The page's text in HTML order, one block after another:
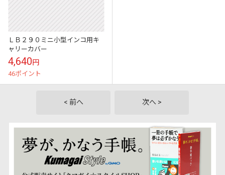
ＬＢ２９０ミニ小型インコ用キ
ャリーカバー
4,640円
46ポイント
< 前へ 次へ >